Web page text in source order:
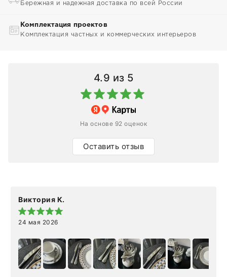
Бережная и надежная доставка по всей России
Комплектация проектов
Комплектация частных и коммерческих интерьеров
4.9 из 5
На основе 92 оценок
Оставить отзыв
Виктория К.
24 мая 2026